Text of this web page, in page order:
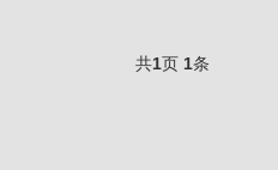
共1页 1条